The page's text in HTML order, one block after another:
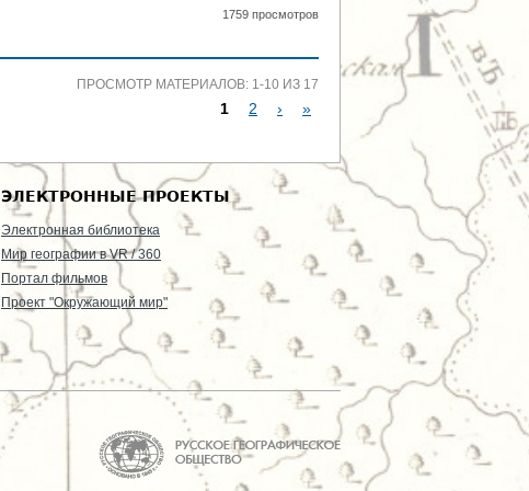
1759 просмотров
ПРОСМОТР МАТЕРИАЛОВ: 1-10 ИЗ 17
А
Н
И
Ц
Ы
1 2 › »
ЭЛЕКТРОННЫЕ ПРОЕКТЫ
Электронная библиотека
Мир географии в VR / 360
Портал фильмов
Проект "Окружающий мир"